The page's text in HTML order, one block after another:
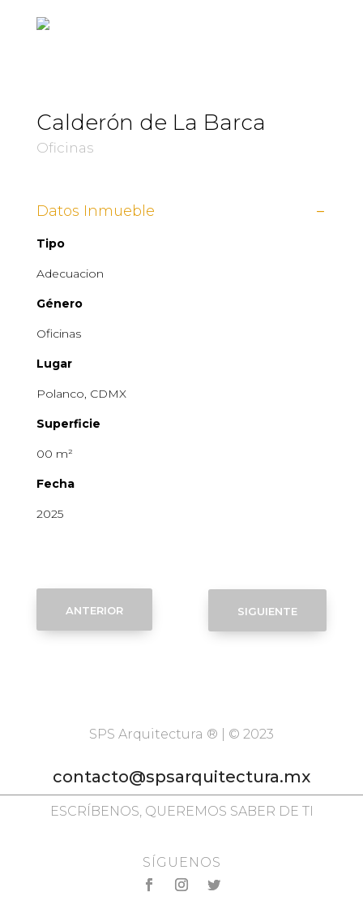
Calderón de La Barca
Oficinas
Datos Inmueble
Tipo
Adecuacion
Género
Oficinas
Lugar
Polanco, CDMX
Superficie
00 m²
Fecha
2025
anterior siguiente
SPS Arquitectura ® | © 2023
contacto@spsarquitectura.mx
ESCRÍBENOS, QUEREMOS SABER DE TI
SÍGUENOS